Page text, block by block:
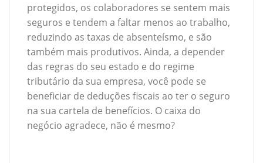
protegidos, os colaboradores se sentem mais
seguros e tendem a faltar menos ao trabalho,
reduzindo as taxas de absenteísmo, e são
também mais produtivos. Ainda, a depender
das regras do seu estado e do regime
tributário da sua empresa, você pode se
beneficiar de deduções fiscais ao ter o seguro
na sua cartela de benefícios. O caixa do
negócio agradece, não é mesmo?